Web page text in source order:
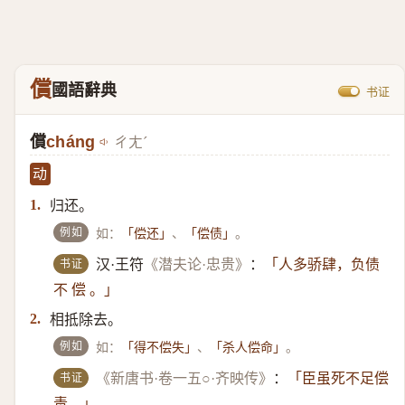
償國語辭典 书证
償cháng ㄔㄤˊ
动
1.
归还。
例如 如： 「偿还」 、 「偿债」。
书证 汉·王符 《潜夫论·忠贵》 ：
「人多骄肆，负债
不 偿 。」
2. 相抵除去。
例如 如： 「得不偿失」 、 「杀人偿命」。
书证 《新唐书·卷一五○·齐映传》 ：
「臣虽死不足偿